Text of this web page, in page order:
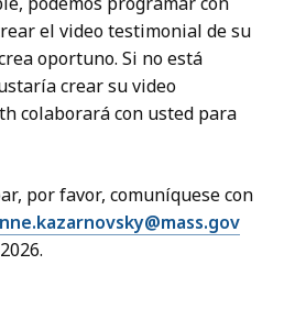
el video testimonial de su
oportuno. Si no está
crear su video
colaborará con usted para
por favor, comuníquese con